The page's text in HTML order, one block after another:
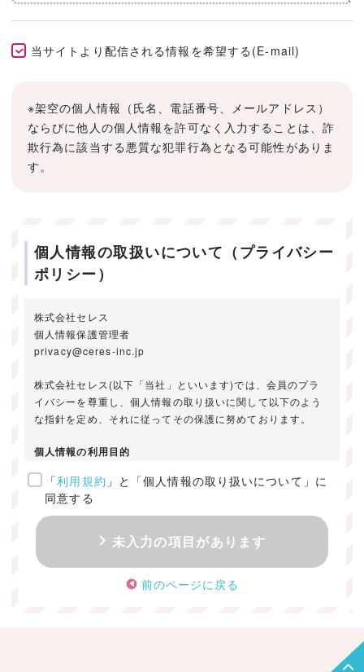
当サイトより配信される情報を希望する(E-mail)
※架空の個人情報（氏名、電話番号、メールアドレス）
ならびに他人の個人情報を許可なく入力することは、詐
欺行為に該当する悪質な犯罪行為となる可能性がありま
す。
個人情報の取扱いについて（プライバシー
ポリシー）
株式会社セレス
個人情報保護管理者
privacy@ceres-inc.jp
株式会社セレス(以下「当社」といいます)では、会員のプラ
イバシーを尊重し、個人情報の取り扱いに関して以下のよう
な指針を定め、それに従ってその保護に努めております。
個人情報の利用目的
ご提供いただきました個人情報は、以下のためにのみ利用い
たします。
・お問い合わせに対する回答及び資料送付のご連絡
・当社のお客様向けサービスの提供
・本人確認
・サービスの開発・改善のための分析
「利用規約 」と「個人情報の取り扱いについて」に
同意する
未入力の項目があります
前のページに戻る